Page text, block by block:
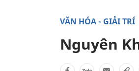
VĂN HÓA - GIẢI TRÍ
Nguyên